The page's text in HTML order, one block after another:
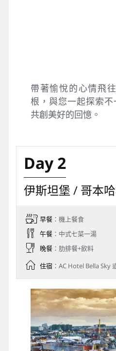
帶著愉悅的心情飛
根，與您一起探索不
共創美好的回憶。
Day 2
伊斯坦堡 / 哥本
早餐：機上餐食
午餐：中式七菜一湯
晚餐：肋排餐+飲料
住宿：AC Hotel Bella Sky